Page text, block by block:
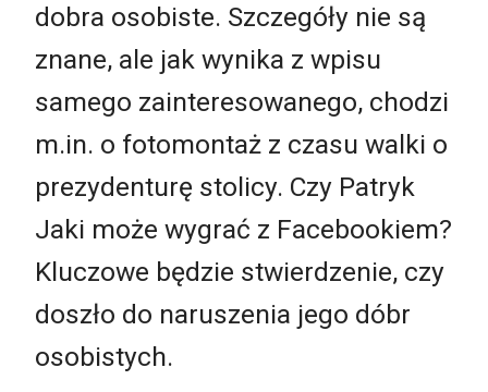
dobra osobiste. Szczegóły nie są
znane, ale jak wynika z wpisu
samego zainteresowanego, chodzi
m.in. o fotomontaż z czasu walki o
prezydenturę stolicy. Czy Patryk
Jaki może wygrać z Facebookiem?
Kluczowe będzie stwierdzenie, czy
doszło do naruszenia jego dóbr
osobistych.